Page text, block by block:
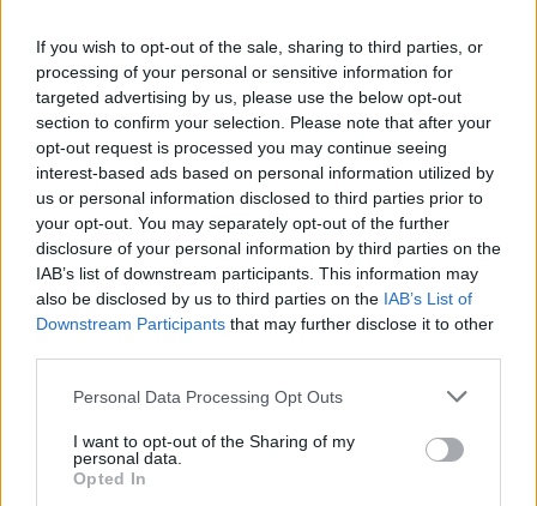
If you wish to opt-out of the sale, sharing to third parties, or
processing of your personal or sensitive information for
targeted advertising by us, please use the below opt-out
section to confirm your selection. Please note that after your
opt-out request is processed you may continue seeing
interest-based ads based on personal information utilized by
us or personal information disclosed to third parties prior to
your opt-out. You may separately opt-out of the further
disclosure of your personal information by third parties on the
IAB’s list of downstream participants. This information may
also be disclosed by us to third parties on the IAB’s List of
Downstream Participants that may further disclose it to other
Please note that this website/app uses one or more Google
not limited to your visit or usage behaviour. You may click to
grant or deny consent to Google and its third-party tags to
use your data for below specified purposes in below Google
Personal Data Processing Opt Outs
I want to opt-out of the Sharing of my
personal data.
Opted In
Προηγούμενη
Πατρις Ηλείας
Επόμενη
Πρωινή Ηλείας